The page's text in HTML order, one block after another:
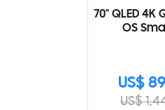
70" QLED 4K
OS
US$
US$